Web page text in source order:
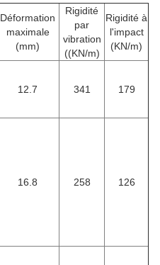
Déformation
maximale
(mm)
Rigidité
par
vibration
((KN/m)
Rigidité à
l'impact
(KN/m)
12.7 341 179
16.8 258 126